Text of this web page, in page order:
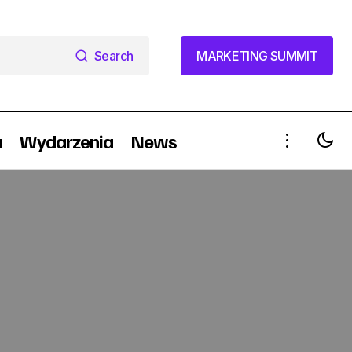
Search
MARKETING SUMMIT
MARKETING SUMMIT
Wydarzenia News